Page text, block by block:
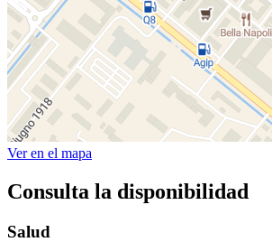
Ver en el mapa
Consulta la disponibilidad
Salud